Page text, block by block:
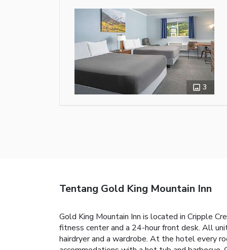
3
Tentang Gold King Mountain Inn
Gold King Mountain Inn is located in Cripple
fitness center and a 24-hour front desk. All
hairdryer and a wardrobe. At the hotel every